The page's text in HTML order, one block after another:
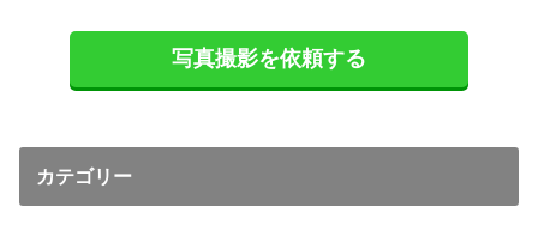
写真撮影を依頼する
カテゴリー